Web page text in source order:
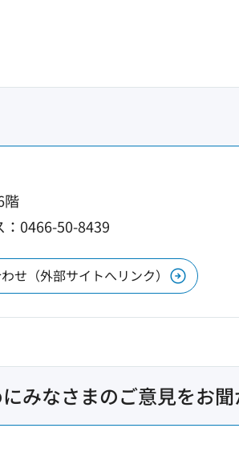
階
：0466-50-8439
せ（外部サイトへリンク）
みなさまのご意見をお